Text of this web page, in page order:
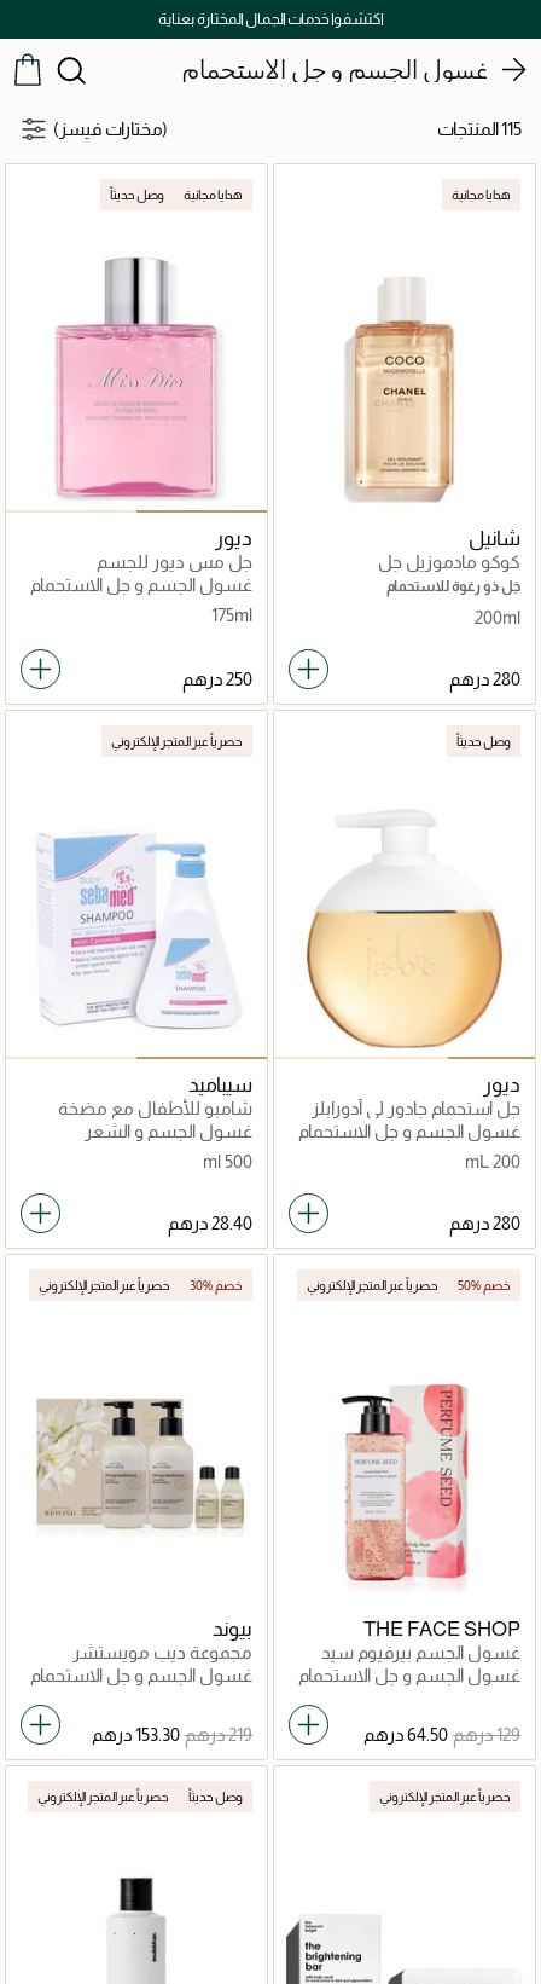
توصيل سريع على جميع الطلبات ما فوق 299 درهم
غسول الجسم و جل الاستحمام
115 المنتجات (مختارات فيسز)
هدايا مجانية
شانيل
كوكو مادموزيل جل
استحمام200مل
جَل ذو رغوة للاستحمام
200ml
هدايا مجانية وصل حديثاً
ديور
جل مس ديور للجسم
غسول الجسم و جل الاستحمام
175ml
وصل حديثاً
ديور
جل استحمام جادور لي أدورابلز
غسول الجسم و جل الاستحمام
200 mL
حصرياً عبر المتجر الإلكتروني
سيباميد
شامبو للأطفال مع مضخة
غسول الجسم و الشعر
500 ml
50% خصم حصرياً عبر المتجر الإلكتروني
THE FACE SHOP
غسول الجسم بيرفيوم سيد
كابسول
غسول الجسم و جل الاستحمام
30% خصم حصرياً عبر المتجر الإلكتروني
بيوند
مجموعة ديب مويستشر
للعناية بالجسم
غسول الجسم و جل الاستحمام
حصرياً عبر المتجر الإلكتروني وصل حديثاً حصرياً عبر المتجر الإلكتروني